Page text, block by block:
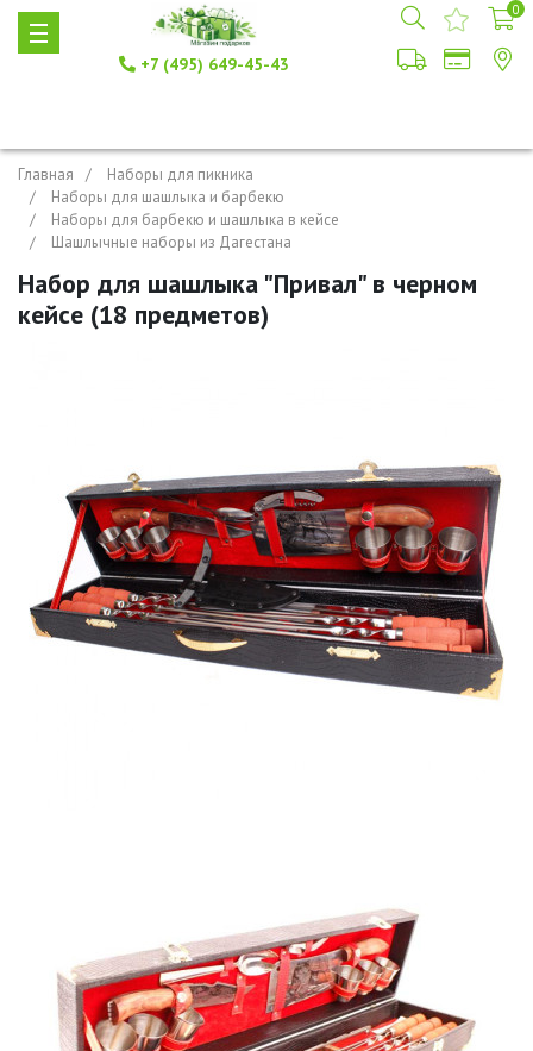
+7 (495) 649-45-43
0
Главная
Наборы для пикника
Наборы для шашлыка и барбекю
Наборы для барбекю и шашлыка в кейсе
Шашлычные наборы из Дагестана
Набор для шашлыка "Привал" в черном
кейсе (18 предметов)